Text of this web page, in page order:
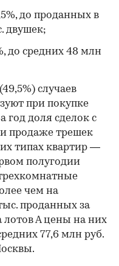
до проданных в
двушек;
до средних 48 млн
случаев
при покупке
год доля сделок с
продаже трешек
типах квартир —
полугодии
чем на
проданных за
лотов А цены на них
77,6 млн руб.